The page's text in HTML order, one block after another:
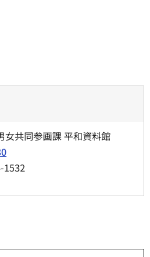
女共同参画課 平和資料館
1532